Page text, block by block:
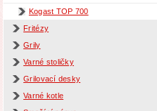
Kogast TOP 700
Fritézy
Grily
Varné stoličky
Grilovací desky
Varné kotle